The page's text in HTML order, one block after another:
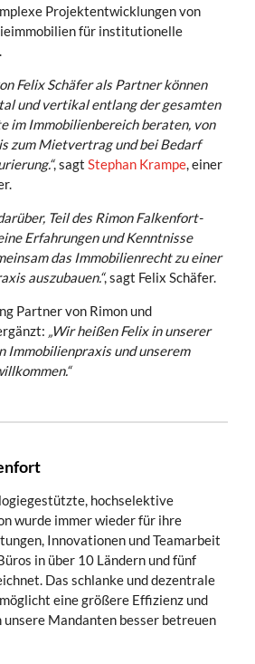
Projektentwicklungen von
für institutionelle
Felix Schäfer als Partner können
und vertikal entlang der gesamten
im Immobilienbereich beraten, von
zum Mietvertrag und bei Bedarf
, sagt Stephan Krampe , einer
Teil des Rimon Falkenfort-
Erfahrungen und Kenntnisse
das Immobilienrecht zu einer
auszubauen.“, sagt Felix Schäfer.
Partner von Rimon und
„Wir heißen Felix in unserer
Immobilienpraxis und unserem
hochselektive
wurde immer wieder für ihre
Innovationen und Teamarbeit
in über 10 Ländern und fünf
Das schlanke und dezentrale
eine größere Effizienz und
unsere Mandanten besser betreuen